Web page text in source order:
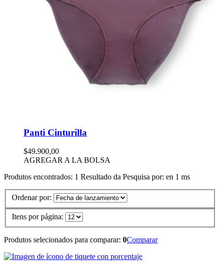
Panti Cinturilla
$49.900,00
AGREGAR A LA BOLSA
Produtos encontrados: 1 Resultado da Pesquisa por: en 1 ms
Ordenar por:
Itens por página:
Produtos selecionados para comparar: 0Comparar